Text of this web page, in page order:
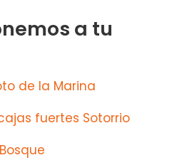
a tu
de la Marina
fuertes Sotorrio